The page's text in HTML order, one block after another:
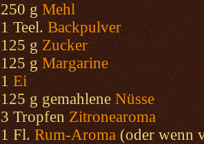
250 gMehl
1 Teel.Backpulver
125 g Zucker
125 g Margarine
1Ei
125 g gemahleneNüsse
3 TropfenZitronearoma
1 Fl. Rum-Aroma(oder wenn